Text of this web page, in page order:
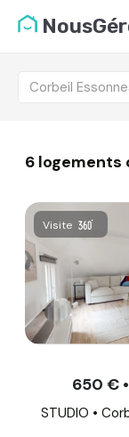
Corbeil
Liste
6 logements
Visite
650 €
STUDIO •